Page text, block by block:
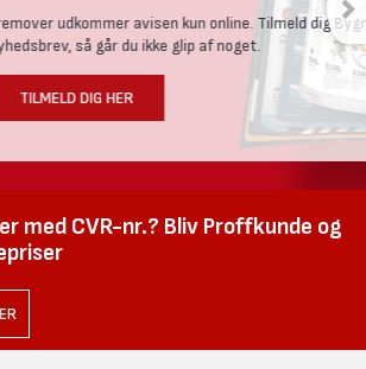
avisen kun online. Tilmeld dig Bygmas
ikke glip af noget.
med CVR-nr.? Bliv Proffkunde og